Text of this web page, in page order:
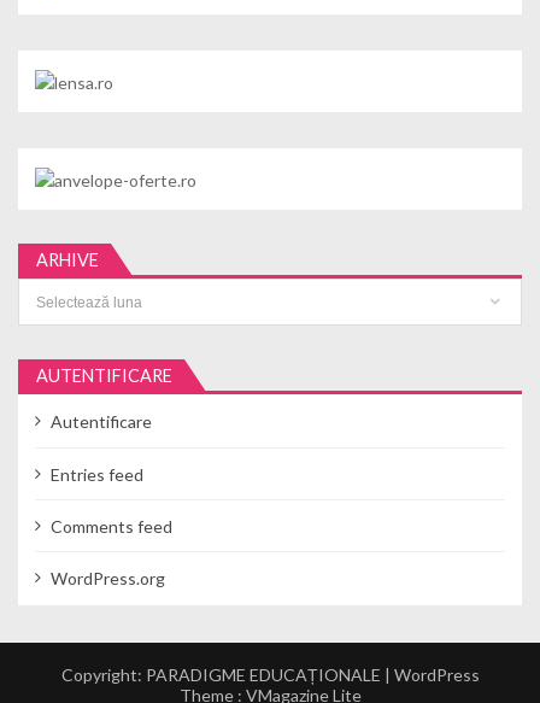
ARHIVE
AUTENTIFICARE
Autentificare
Entries feed
Comments feed
WordPress.org
Copyright: PARADIGME EDUCAȚIONALE | WordPress
Theme : VMagazine Lite